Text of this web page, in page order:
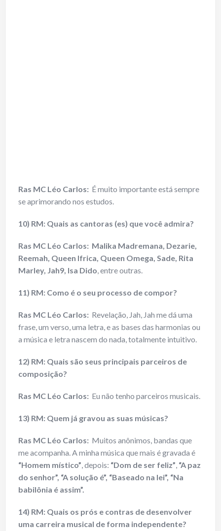
Ras MC Léo Carlos: É muito importante está sempre
se aprimorando nos estudos.
10) RM: Quais as cantoras (es) que você admira?
Ras MC Léo Carlos: Malika Madremana, Dezarie,
Reemah, Queen Ifrica, Queen Omega, Sade, Rita
Marley, Jah9, Isa Dido, entre outras.
11) RM: Como é o seu processo de compor?
Ras MC Léo Carlos: Revelação, Jah, Jah me dá uma
frase, um verso, uma letra, e as bases das harmonias ou
a música e letra nascem do nada, totalmente intuitivo.
12) RM: Quais são seus principais parceiros de
composição?
Ras MC Léo Carlos: Eu não tenho parceiros musicais.
13) RM: Quem já gravou as suas músicas?
Ras MC Léo Carlos: Muitos anônimos, bandas que
me acompanha. A minha música que mais é gravada é
“Homem místico”, depois: “Dom de ser feliz”, “A paz
do senhor”, “A solução é”, “Baseado na lei”, “Na
babilônia é assim”.
14) RM: Quais os prós e contras de desenvolver
uma carreira musical de forma independente?